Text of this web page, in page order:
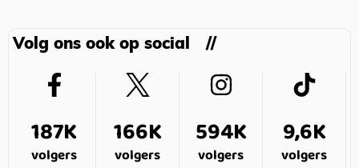
Volg ons ook op social
187K
volgers
166K
volgers
594K
volgers
9,6K
volgers